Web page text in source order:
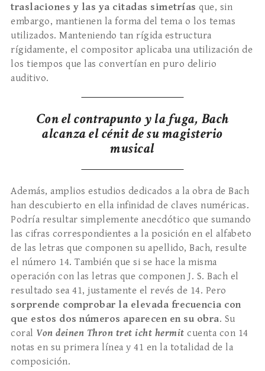
traslaciones y las ya citadas simetrías que, sin
embargo, mantienen la forma del tema o los temas
utilizados. Manteniendo tan rígida estructura
rígidamente, el compositor aplicaba una utilización de
los tiempos que las convertían en puro delirio
auditivo.
Con el contrapunto y la fuga, Bach
alcanza el cénit de su magisterio
musical
Además, amplios estudios dedicados a la obra de Bach
han descubierto en ella infinidad de claves numéricas.
Podría resultar simplemente anecdótico que sumando
las cifras correspondientes a la posición en el alfabeto
de las letras que componen su apellido, Bach, resulte
el número 14. También que si se hace la misma
operación con las letras que componen J. S. Bach el
resultado sea 41, justamente el revés de 14. Pero
sorprende comprobar la elevada frecuencia con
que estos dos números aparecen en su obra. Su
coral Von deinen Thron tret icht hermit cuenta con 14
notas en su primera línea y 41 en la totalidad de la
composición.